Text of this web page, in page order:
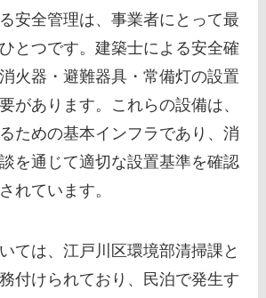
安全管理は、事業者にとって最
とつです。建築士による安全確
火器・避難器具・常備灯の設置
があります。これらの設備は、
ための基本インフラであり、消
を通じて適切な設置基準を確認
れています。
ては、江戸川区環境部清掃課と
付けられており、民泊で発生す